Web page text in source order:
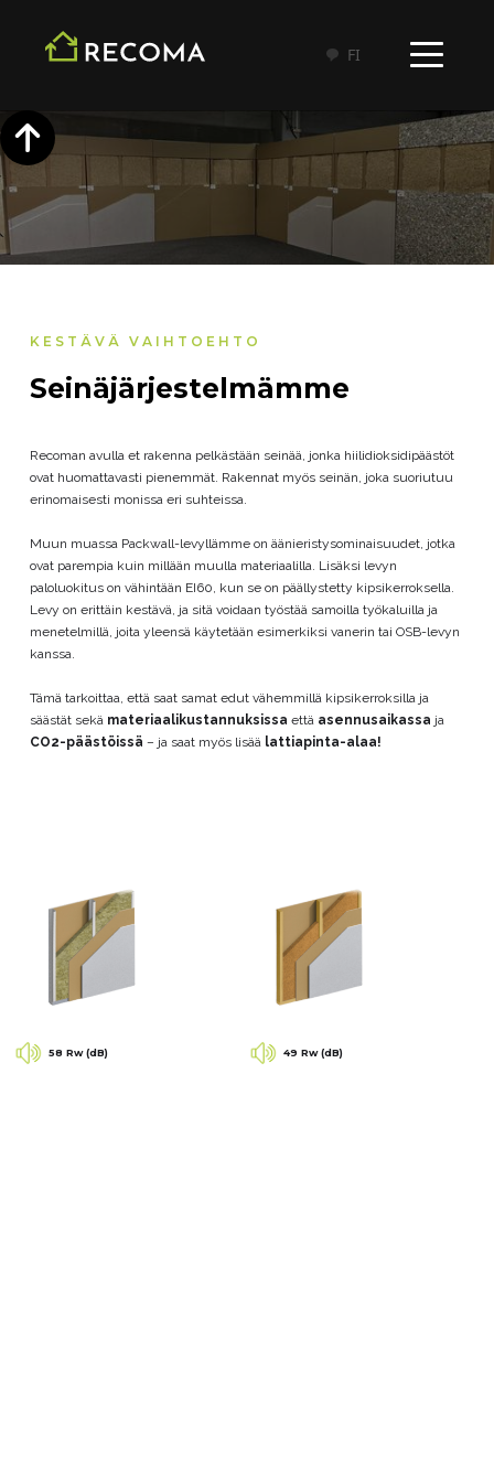
FI
KESTÄVÄ VAIHTOEHTO
Seinäjärjestelmämme
Recoman avulla et rakenna pelkästään seinää, jonka hiilidioksidipäästöt
ovat huomattavasti pienemmät. Rakennat myös seinän, joka suoriutuu
erinomaisesti monissa eri suhteissa.
Muun muassa Packwall-levyllämme on äänieristysominaisuudet, jotka
ovat parempia kuin millään muulla materiaalilla. Lisäksi levyn
paloluokitus on vähintään EI60, kun se on päällystetty kipsikerroksella.
Levy on erittäin kestävä, ja sitä voidaan työstää samoilla työkaluilla ja
menetelmillä, joita yleensä käytetään esimerkiksi vanerin tai OSB-levyn
kanssa.
Tämä tarkoittaa, että saat samat edut vähemmillä kipsikerroksilla ja
säästät sekä materiaalikustannuksissa että asennusaikassa ja
CO2-päästöissä – ja saat myös lisää lattiapinta-alaa!
58 Rw (dB) 49 Rw (dB)